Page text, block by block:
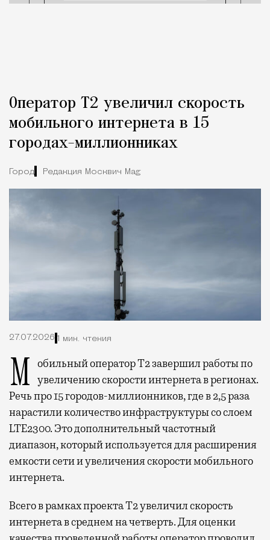
Оператор Т2 увеличил скорость
мобильного интернета в 15
городах-миллионниках
Город Редакция Москвич Mag
27.07.2026 1 мин. чтения
Мобильный оператор Т2 завершил работы по увеличению скорости интернета в регионах.
Речь про 15 городов-миллионников, где в 2,5 раза
нарастили количество инфраструктуры со слоем
LTE2300. Это дополнительный частотный
диапазон, который используется для расширения
емкости сети и увеличения скорости мобильного
интернета.
Всего в рамках проекта Т2 увеличил скорость
интернета в среднем на четверть. Для оценки